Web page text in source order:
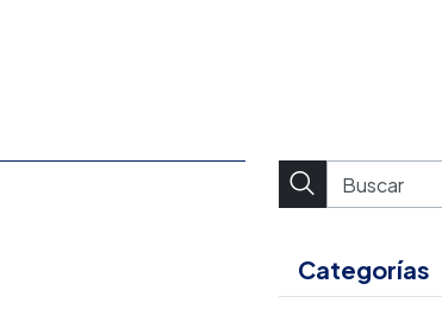
Categorías